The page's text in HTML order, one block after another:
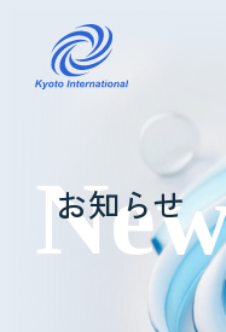
コインランド
ホテル様へ
掃除・メンテ
お知らせ